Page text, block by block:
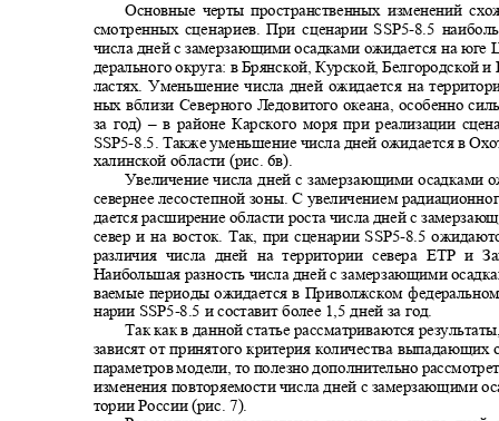
Основные черты пространственных изменений
смотренных сценариев. При сценарии SSP5-8.5
числа дней с замерзающими осадками ожидается на юге
дерального округа: в Брянской, Курской, Белгородской
ластях. Уменьшение числа дней ожидается на
ных вблизи Северного Ледовитого океана, особенно
за год) ‒ в районе Карского моря при реализации
SSP5-8.5. Также уменьшение числа дней ожидается в
халинской области (рис. 6в).
Увеличение числа дней с замерзающими осадками
севернее лесостепной зоны. С увеличением
дается расширение области роста числа дней с
север и на восток. Так, при сценарии SSP5-8.5
различия числа дней на территории севера ЕТР и
Наибольшая разность числа дней с замерзающими
ваемые периоды ожидается в Приволжском
нарии SSP5-8.5 и составит более 1,5 дней за год.
Так как в данной статье рассматриваются
зависят от принятого критерия количества
параметров модели, то полезно дополнительно
изменения повторяемости числа дней с замерзающими
тории России (рис. 7).